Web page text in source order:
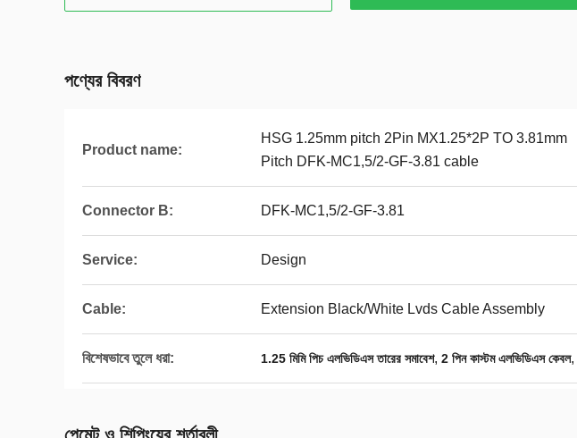
পণ্যের বিবরণ
Product name:
HSG 1.25mm pitch 2Pin MX1.25*2P TO 3.81mm
Pitch DFK-MC1,5/2-GF-3.81 cable
Connector B: DFK-MC1,5/2-GF-3.81
Service: Design
Cable: Extension Black/White Lvds Cable Assembly
বিশেষভাবে তুলে ধরা: 1.25 মিমি পিচ এলভিডিএস তারের সমাবেশ, 2 পিন কাস্টম এলভিডিএস কেবল,